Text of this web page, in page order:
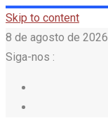
Skip to content
8 de agosto de 2026
Siga-nos :